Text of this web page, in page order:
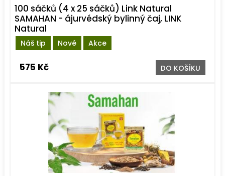
Náš tip Nové Akce
100 sáčků (4 x 25 sáčků) Link Natural
SAMAHAN - ájurvédský bylinný čaj, LINK
Natural
575 Kč DO KOŠÍKU